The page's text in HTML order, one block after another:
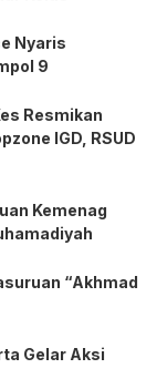
Nyaris
9
Resmikan
IGD, RSUD
Kemenag
“Akhmad
Gelar Aksi